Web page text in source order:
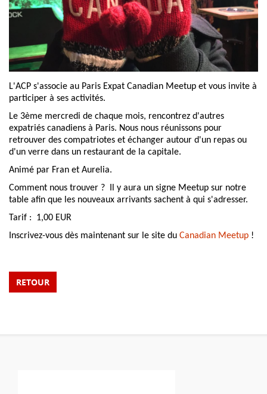
L'ACP s'associe au Paris Expat Canadian Meetup et vous invite à
participer à ses activités.
Le 3ème mercredi de chaque mois, rencontrez d'autres
expatriés canadiens à Paris. Nous nous réunissons pour
retrouver des compatriotes et échanger autour d'un repas ou
d'un verre dans un restaurant de la capitale.
Animé par Fran et Aurelia.
Comment nous trouver ? Il y aura un signe Meetup sur notre
table afin que les nouveaux arrivants sachent à qui s'adresser.
Tarif : 1,00 EUR
Inscrivez-vous dès maintenant sur le site du Canadian Meetup !
RETOUR